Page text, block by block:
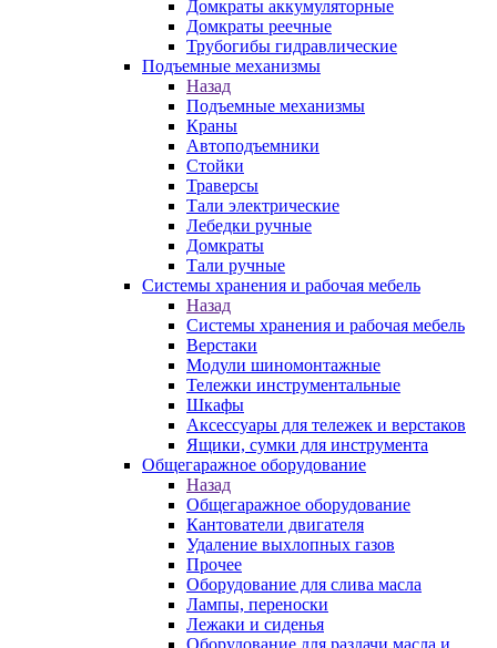
Домкраты аккумуляторные
Домкраты реечные
Трубогибы гидравлические
Подъемные механизмы
Назад
Подъемные механизмы
Краны
Автоподъемники
Стойки
Траверсы
Тали электрические
Лебедки ручные
Домкраты
Тали ручные
Системы хранения и рабочая мебель
Назад
Системы хранения и рабочая мебель
Верстаки
Модули шиномонтажные
Тележки инструментальные
Шкафы
Аксессуары для тележек и верстаков
Ящики, сумки для инструмента
Общегаражное оборудование
Назад
Общегаражное оборудование
Кантователи двигателя
Удаление выхлопных газов
Прочее
Оборудование для слива масла
Лампы, переноски
Лежаки и сиденья
Оборудование для раздачи масла и